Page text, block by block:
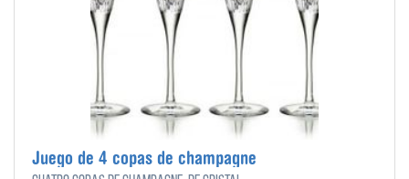
Juego de 4 copas de champagne